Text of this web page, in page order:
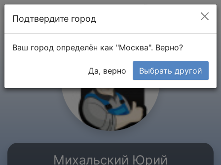
Михальский Юрий
Подтвердите город
Ваш город определён как "Москва". Верно?
Да, верно Выбрать другой